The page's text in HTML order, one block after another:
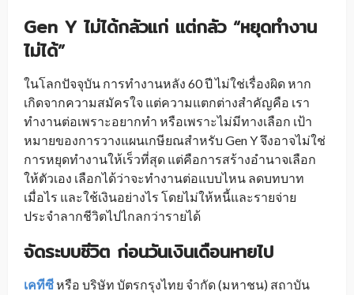
Gen Y ไม่ได้กลัวแก่ แต่กลัว “หยุดทำงาน
ไม่ได้”
ในโลกปัจจุบัน การทำงานหลัง 60 ปี ไม่ใช่เรื่องผิด หาก
เกิดจากความสมัครใจ แต่ความแตกต่างสำคัญคือ เรา
ทำงานต่อเพราะอยากทำ หรือเพราะไม่มีทางเลือก เป้า
หมายของการวางแผนเกษียณสำหรับ Gen Y จึงอาจไม่ใช่
การหยุดทำงานให้เร็วที่สุด แต่คือการสร้างอำนาจเลือก
ให้ตัวเอง เลือกได้ว่าจะทำงานต่อแบบไหน ลดบทบาท
เมื่อไร และใช้เงินอย่างไร โดยไม่ให้หนี้และรายจ่าย
ประจำลากชีวิตไปไกลกว่ารายได้
จัดระบบชีวิต ก่อนวันเงินเดือนหายไป
เคทีซีหรือ บริษัท บัตรกรุงไทย จำกัด (มหาชน) สถาบัน